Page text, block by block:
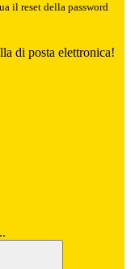
il reset della password
di posta elettronica!